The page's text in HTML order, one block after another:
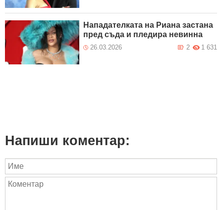
Нападателката на Риана застана
пред съда и пледира невинна
26.03.2026 1 631
2
Напиши коментар: